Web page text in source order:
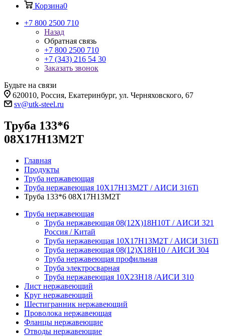
Корзина0
+7 800 2500 710
Назад
Обратная связь
+7 800 2500 710
+7 (343) 216 54 30
Заказать звонок
Будьте на связи
620010, Россия, Екатеринбург, ул. Черняховского, 67
sv@utk-steel.ru
Труба 133*6
08Х17Н13М2Т
Главная
Продукты
Труба нержавеющая
Труба нержавеющая 10Х17Н13М2Т / АИСИ 316Ti
Труба 133*6 08Х17Н13М2Т
Труба нержавеющая
Труба нержавеющая 08(12Х)18Н10Т / АИСИ 321
Россия / Китай
Труба нержавеющая 10Х17Н13М2Т / АИСИ 316Ti
Труба нержавеющая 08(12)Х18Н10 / АИСИ 304
Труба нержавеющая профильная
Труба электросварная
Труба нержавеющая 10Х23Н18 /АИСИ 310
Лист нержавеющий
Круг нержавеющий
Шестигранник нержавеющий
Проволока нержавеющая
Фланцы нержавеющие
Отводы нержавеющие